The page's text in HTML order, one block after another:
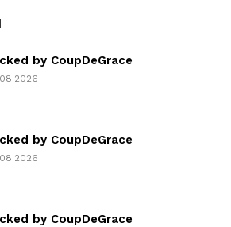
by CoupDeGrace
by CoupDeGrace
by CoupDeGrace